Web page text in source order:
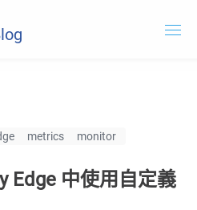
metrics monitor
Edge 中使用自定義